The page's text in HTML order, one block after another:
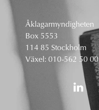
Åklagarmyndigheten
Box 5553
114 85 Stockholm
Växel: 010-562 50 00